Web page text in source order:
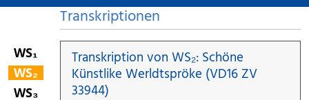
WS₁
WS₂
WS₃
Transkriptionen
Transkription von WS₂: Schöne
Künstlike Werldtspröke (VD16 ZV
33944)